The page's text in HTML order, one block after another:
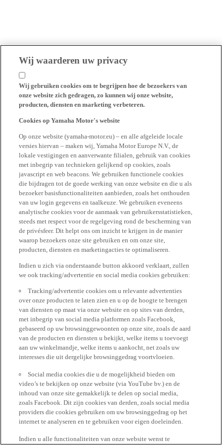
Wij waarderen uw privacy
Wij gebruiken cookies om te begrijpen hoe de bezoekers van
onze website zich gedragen, zo kunnen wij onze website,
producten, diensten en marketing verbeteren.
Cookies op Yamaha Motor's website
Op onze website (yamaha-motor.eu) – en alle afgeleide locale
versies hiervan – maken wij, Yamaha Motor Europe N.V., de
lokale vestigingen en aanverwante filialen, gebruik van cookies
met inbegrip van technieken gelijkend op cookies, zoals
javascript en web beacons. We gebruiken functionele cookies
die bijdragen tot de goede werking van onze website en die u als
bezoeker basisfunctionaliteiten aanbieden, zoals het onthouden
van uw login gegevens en taalkeuze. We gebruiken eveneens
analytische cookies voor de aanmaak van gebruikersstatistieken,
steeds met respect voor de regelgeving rond de bescherming van
de privésfeer. Dit helpt ons om inzicht te krijgen in de manier
waarop bezoekers onze site gebruiken en om onze site,
producten, diensten en marketingacties te optimaliseren.
Indien u zich via onderstaande button akkoord verklaart, zullen
we ook tracking/advertentie en social media cookies gebruiken:
Tracking/advertentie cookies om u relevante advertenties
over onze producten te laten zien en u op de hoogte te brengen
van diensten op maat via onze website en op sites van derden,
met inbegrip van social media platformen zoals Facebook,
gebaseerd op uw browsinggewoonten op onze site, zoals de aard
van de producten en diensten u bekijkt, welke items u toevoegt
aan uw winkelmandje, welke items u aankocht, net zoals uw
interesses die uit dergelijke browsinggedrag voortvloeien.
Social media cookies die u de mogelijkheid bieden om
video’s te bekijken op onze website (via YouTube bv.) en de
inhoud van onze site gemakkelijk te delen op social media,
zoals Facebook. Dit zijn cookies van derden, zoals social media
providers die cookies gebruiken om uw browsinggedrag op het
internet te analyseren en te gebruiken voor eigen doeleinden.
Indien u alle functionaliteiten van onze website wenst te